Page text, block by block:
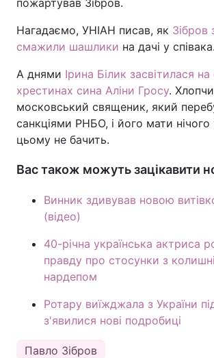
пожартував Зібров.
Нагадаємо, УНІАН писав, як Зібров
смажили шашлики на дачі у співака.
А днями Ірина Білик засвітилася
хрестинах сина Аліни Гросу.
московський священик, який
санкціями РНБО, і його мати нічого
цьому не бачить.
Вас також можуть зацікавити
Винник здивував новою
(відео)
40-річна українська актриса
правду про стосунки з
нардепом
Ротару виїжджала з України
з'явилися нові подробиці
Павло Зібров